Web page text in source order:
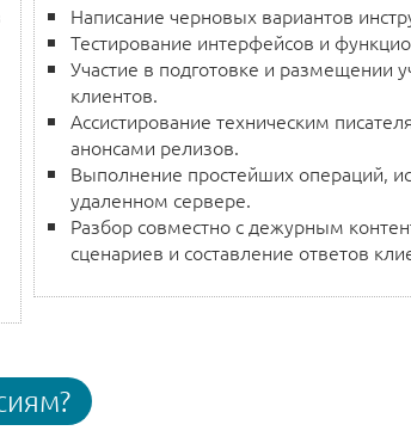
Написание черновых вариантов
Тестирование интерфейсов и
Участие в подготовке и размещении
клиентов.
Ассистирование техническим
анонсами релизов.
Выполнение простейших операций,
удаленном сервере.
Разбор совместно с дежурным
сценариев и составление ответов